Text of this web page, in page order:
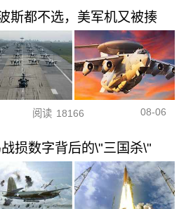
斯都不选，美军机又被揍
阅读 18166 08-06
损数字背后的\"三国杀\"